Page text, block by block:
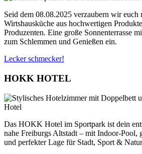
Seid dem 08.08.2025 verzaubern wir euch
Wirtshausküche aus hochwertigen
Produzenten. Eine große Sonnenterrasse
zum Schlemmen und Genießen ein.
Lecker schmecker!
HOKK HOTEL
Das HOKK Hotel im Sportpark ist dein
nahe Freiburgs Altstadt – mit Indoor-Pool,
und perfekter Lage für Stadt, Sport &